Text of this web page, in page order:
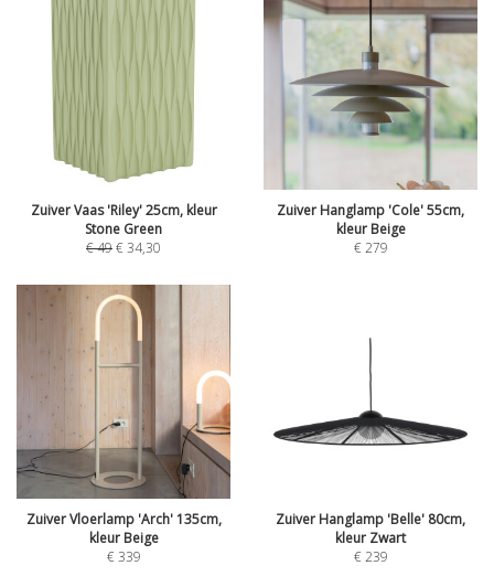
Zuiver Vaas 'Riley' 25cm, kleur
Stone Green
€49€34,30
Zuiver Hanglamp 'Cole' 55cm,
kleur Beige
€279
Zuiver Vloerlamp 'Arch' 135cm,
kleur Beige
€339
Zuiver Hanglamp 'Belle' 80cm,
kleur Zwart
€239